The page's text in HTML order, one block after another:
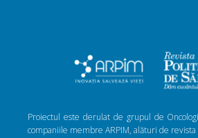
Proiectul este derulat de grupul de
companiile membre ARPIM, alături de revista